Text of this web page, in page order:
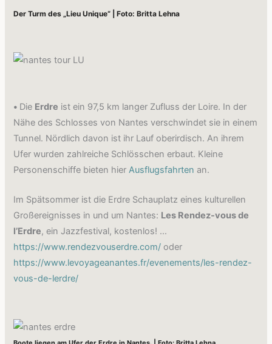
Der Turm des „Lieu Unique“ | Foto: Britta Lehna
• Die Erdre ist ein 97,5 km langer Zufluss der Loire. In der
Nähe des Schlosses von Nantes verschwindet sie in einem
Tunnel. Nördlich davon ist ihr Lauf oberirdisch. An ihrem
Ufer wurden zahlreiche Schlösschen erbaut. Kleine
Personenschiffe bieten hierAusflugsfahrten an.
Im Spätsommer ist die Erdre Schauplatz eines kulturellen
Großereignisses in und um Nantes: Les Rendez-vous de
l’Erdre, ein Jazzfestival, kostenlos! …
https://www.rendezvouserdre.com/ oder
https://www.levoyageanantes.fr/evenements/les-rendez-
vous-de-lerdre/